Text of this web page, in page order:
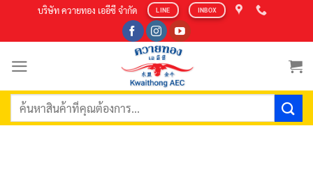
content
บริษัท ควายทอง เออีซี จำกัด LINE INBOX
ค้นหา: